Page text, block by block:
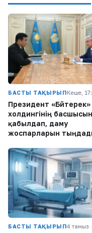
БАСТЫ ТАҚЫРЫПКеше,
Президент «Бәйтерек»
холдингінің басшысын
қабылдап, даму
жоспарларын
БАСТЫ ТАҚЫРЫП4 тамыз